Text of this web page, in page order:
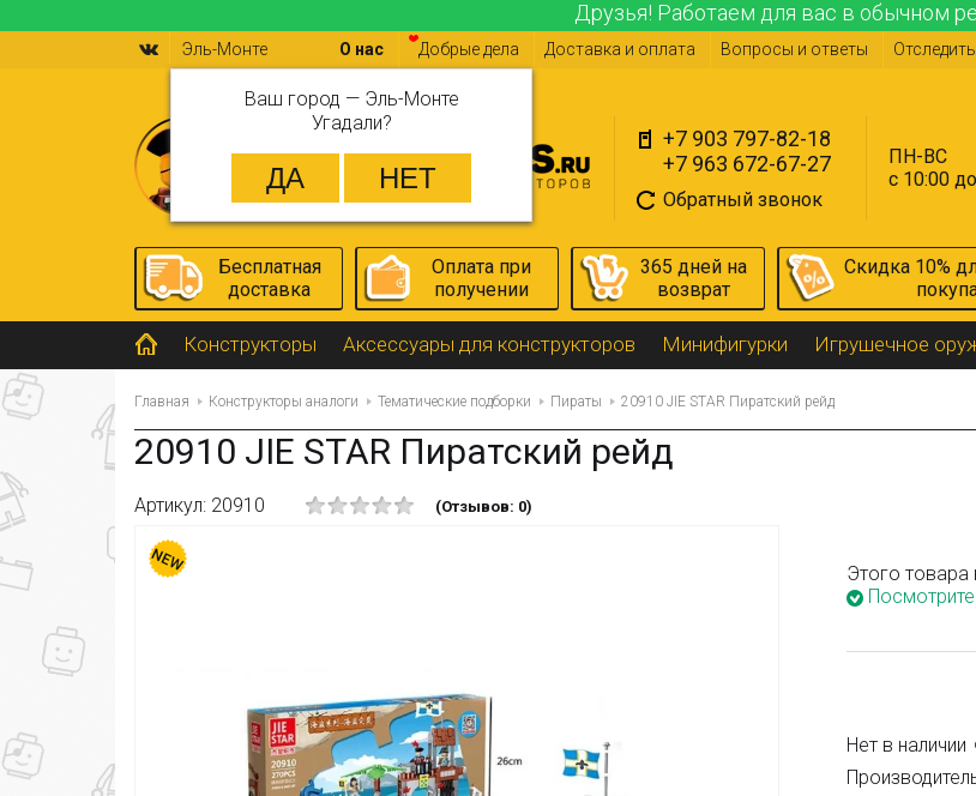
Друзья! Работаем для вас в обычном
Эль-Монте
Ваш город — Эль-Монте
Угадали?
О нас Добрые дела Доставка и оплата Вопросы и ответы
+7 903 797-82-18
+7 963 672-67-27
Обратный звонок
ПН-ВС
с 10:00
Бесплатная
доставка
Оплата при
получении
365 дней на
возврат
Скидка 10%
Конструкторы Аксессуары для конструкторов Минифигурки Игрушечное
Главная Конструкторы аналоги Тематические подборки Пираты 20910 JIE STAR Пиратский рейд
20910 JIE STAR Пиратский рейд
Артикул: 20910 (Отзывов: 0)
Этого
Нет в наличии